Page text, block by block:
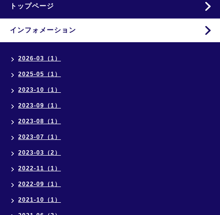
トップページ
インフォメーション
2026-03（1）
2025-05（1）
2023-10（1）
2023-09（1）
2023-08（1）
2023-07（1）
2023-03（2）
2022-11（1）
2022-09（1）
2021-10（1）